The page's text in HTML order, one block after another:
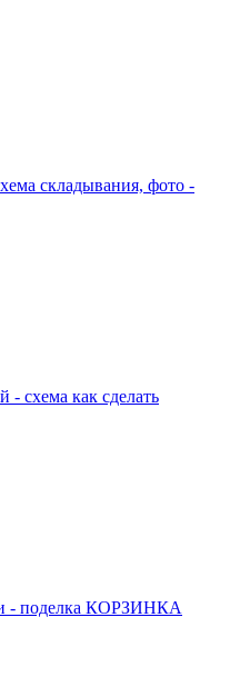
складывания, фото -
- схема как сделать
- поделка КОРЗИНКА